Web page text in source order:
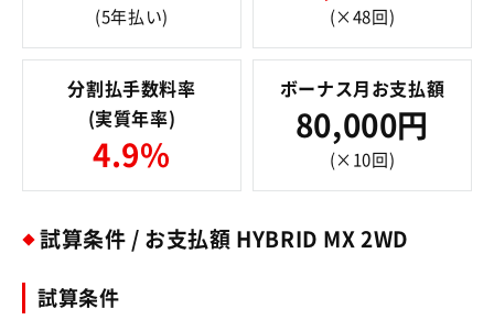
(5年払い) (×48回)
分割払手数料率
(実質年率)
4.9%
ボーナス月お支払額
80,000円
(×10回)
試算条件 / お支払額 HYBRID MX 2WD
試算条件